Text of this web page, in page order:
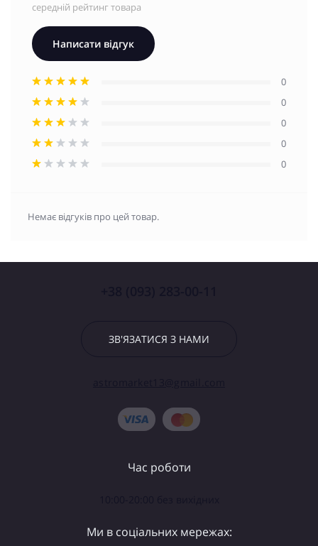
середній рейтинг товара
Написати відгук
0
0
0
0
0
Немає відгуків про цей товар.
ЗВ'ЯЗАТИСЯ З НАМИ
Час роботи
Ми в соціальних мережах: